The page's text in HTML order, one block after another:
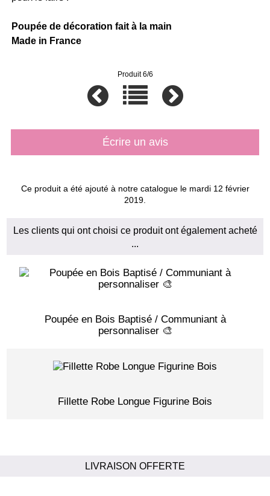
Poupée de décoration fait à la main
Made in France
Produit 6/6
Écrire un avis
Ce produit a été ajouté à notre catalogue le mardi 12 février
2019.
Les clients qui ont choisi ce produit ont également acheté
Poupée en Bois Baptisé / Communiant à
personnaliser 🎨
Fillette Robe Longue Figurine Bois
LIVRAISON OFFERTE